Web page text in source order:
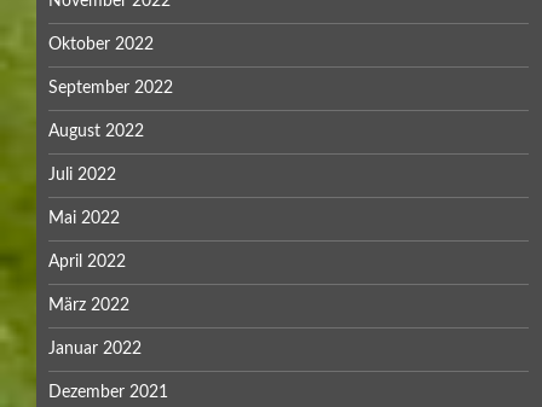
Oktober 2022
September 2022
August 2022
Juli 2022
Mai 2022
April 2022
März 2022
Januar 2022
Dezember 2021